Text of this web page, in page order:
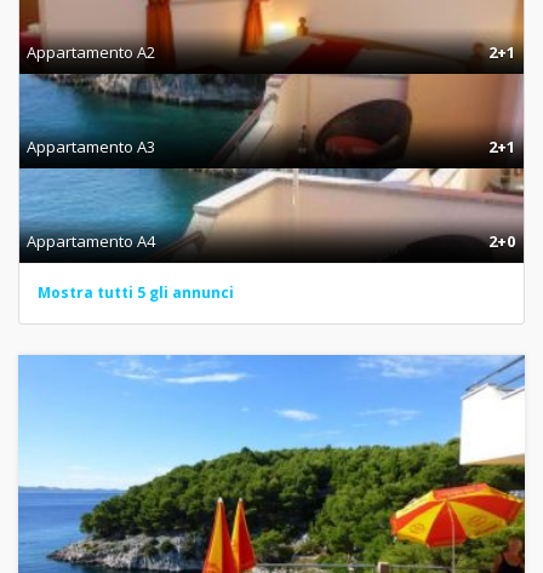
Appartamento A2 2+1
Appartamento A3 2+1
Appartamento A4 2+0
Mostra tutti 5 gli annunci